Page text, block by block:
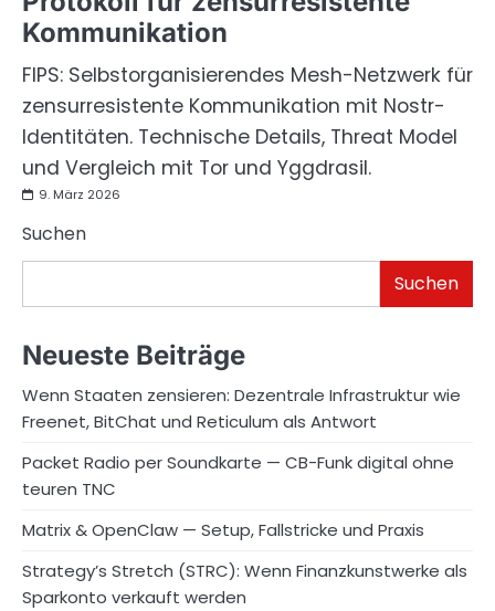
Kommunikation
FIPS: Selbstorganisierendes Mesh-Netzwerk für
zensurresistente Kommunikation mit Nostr-
Identitäten. Technische Details, Threat Model
und Vergleich mit Tor und Yggdrasil.
9. März 2026
Suchen
Suchen
Neueste Beiträge
Wenn Staaten zensieren: Dezentrale Infrastruktur wie
Freenet, BitChat und Reticulum als Antwort
Packet Radio per Soundkarte — CB-Funk digital ohne
teuren TNC
Matrix & OpenClaw — Setup, Fallstricke und Praxis
Strategy’s Stretch (STRC): Wenn Finanzkunstwerke als
Sparkonto verkauft werden